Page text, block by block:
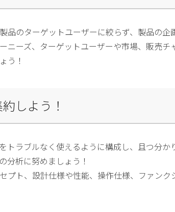
品のターゲットユーザーに絞らず、製品の
ニーズ、ターゲットユーザーや市場、販売
う！
しよう！
トラブルなく使えるように構成し、且つ分
分析に努めましょう！
プト、設計仕様や性能、操作仕様、ファン